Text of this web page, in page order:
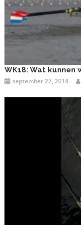
WK18: Wat kunnen
september 27, 2018